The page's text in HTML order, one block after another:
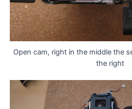
Open cam, right in the middle the
the right